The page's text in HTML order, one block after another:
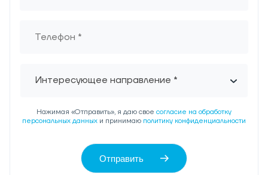
Интересующее направление *
Нажимая «Отправить», я даю свое согласие на обработку
персональных данных и принимаю политику конфиденциальности
Отправить